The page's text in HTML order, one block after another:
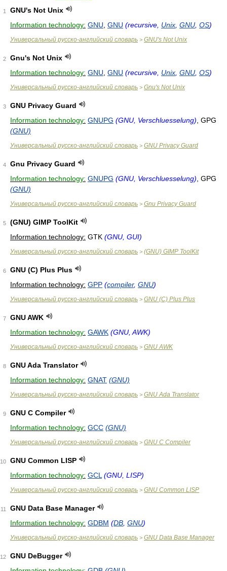
1
GNU's Not Unix
Information technology: GNU GNU (recursive, Unix GNU OS)
Универсальный русско-английский словарь > GNU's Not Unix
2
Gnu's Not Unix
Information technology: GNU GNU (recursive, Unix GNU OS)
Универсальный русско-английский словарь > Gnu's Not Unix
3
GNU Privacy Guard
Information technology: GNUPG (GNU, Verschluesselung) , GPG
(GNU)
Универсальный русско-английский словарь > GNU Privacy Guard
4
Gnu Privacy Guard
Information technology: GNUPG (GNU, Verschluesselung) , GPG
(GNU)
Универсальный русско-английский словарь > Gnu Privacy Guard
5
(GNU) GIMP ToolKit
Information technology: GTK (GNU, GUI)
Универсальный русско-английский словарь > (GNU) GIMP ToolKit
6
GNU (C) Plus Plus
Information technology: GPP (compiler, GNU)
Универсальный русско-английский словарь > GNU (C) Plus Plus
7
GNU AWK
Information technology: GAWK (GNU, AWK)
Универсальный русско-английский словарь > GNU AWK
8
GNU Ada Translator
Information technology: GNAT (GNU)
Универсальный русско-английский словарь > GNU Ada Translator
9
GNU C Compiler
Information technology: GCC (GNU)
Универсальный русско-английский словарь > GNU C Compiler
10
GNU Common LISP
Information technology: GCL (GNU, LISP)
Универсальный русско-английский словарь > GNU Common LISP
11
GNU Data Base Manager
Information technology: GDBM (DB GNU)
Универсальный русско-английский словарь > GNU Data Base Manager
12
GNU DeBugger